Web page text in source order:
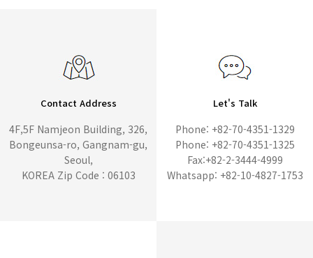
Contact Address
4F,5F Namjeon Building, 326,
Bongeunsa-ro, Gangnam-gu,
Seoul,
KOREA Zip Code : 06103
Let's Talk
Phone: +82-70-4351-1329
Phone: +82-70-4351-1325
Fax:+82-2-3444-4999
Whatsapp: +82-10-4827-1753